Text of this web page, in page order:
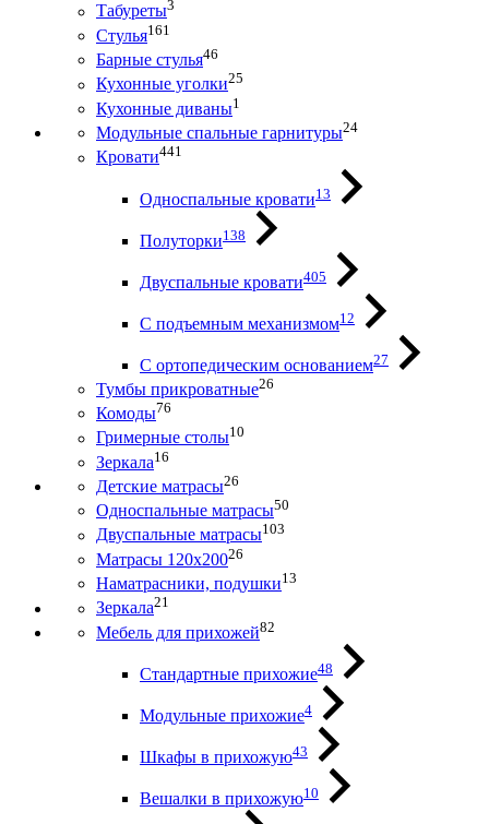
Табуреты3
Стулья161
Барные стулья46
Кухонные уголки25
Кухонные диваны1
Модульные спальные гарнитуры24
Кровати441
Односпальные кровати13
Полуторки138
Двуспальные кровати405
С подъемным механизмом12
С ортопедическим основанием27
Тумбы прикроватные26
Комоды76
Гримерные столы10
Зеркала16
Детские матрасы26
Односпальные матрасы50
Двуспальные матрасы103
Матрасы 120х20026
Наматрасники, подушки13
Зеркала21
Мебель для прихожей82
Стандартные прихожие48
Модульные прихожие4
Шкафы в прихожую43
Вешалки в прихожую10